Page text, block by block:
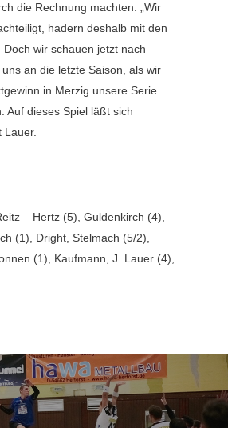
die Rechnung machten. „Wir
hadern deshalb mit den
Doch wir schauen jetzt nach
an die letzte Saison, als wir
in Merzig unsere Serie
Auf dieses Spiel läßt sich
Lauer.
– Hertz (5), Guldenkirch (4),
(1), Dright, Stelmach (5/2),
(1), Kaufmann, J. Lauer (4),